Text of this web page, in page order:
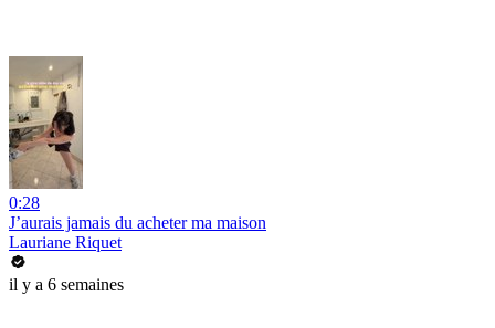
0:28
J’aurais jamais du acheter ma maison
Lauriane Riquet
il y a 6 semaines